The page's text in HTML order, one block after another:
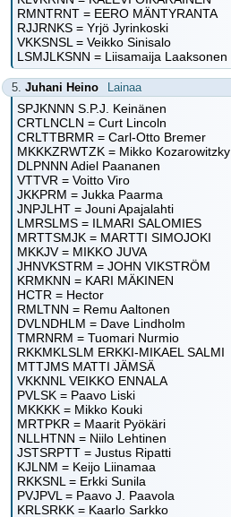
RMNTRNT = EERO MÄNTYRANTA
RJJRNKS = Yrjö Jyrinkoski
VKKSNSL = Veikko Sinisalo
LSMJLKSNN = Liisamaija Laaksonen
5. Juhani Heino Lainaa
SPJKNNN S.P.J. Keinänen
CRTLNCLN = Curt Lincoln
CRLTTBRMR = Carl-Otto Bremer
MKKKZRWTZK = Mikko Kozarowitzky
DLPNNN Adiel Paananen
VTTVR = Voitto Viro
JKKPRM = Jukka Paarma
JNPJLHT = Jouni Apajalahti
LMRSLMS = ILMARI SALOMIES
MRTTSMJK = MARTTI SIMOJOKI
MKKJV = MIKKO JUVA
JHNVKSTRM = JOHN VIKSTRÖM
KRMKNN = KARI MÄKINEN
HCTR = Hector
RMLTNN = Remu Aaltonen
DVLNDHLM = Dave Lindholm
TMRNRM = Tuomari Nurmio
RKKMKLSLM ERKKI-MIKAEL SALMI
MTTJMS MATTI JÄMSÄ
VKKNNL VEIKKO ENNALA
PVLSK = Paavo Liski
MKKKK = Mikko Kouki
MRTPKR = Maarit Pyökäri
NLLHTNN = Niilo Lehtinen
JSTSRPTT = Justus Ripatti
KJLNM = Keijo Liinamaa
RKKSNL = Erkki Sunila
PVJPVL = Paavo J. Paavola
KRLSRKK = Kaarlo Sarkko